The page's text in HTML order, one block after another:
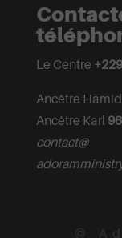
Le Centre
Ancêtre Hamid
Ancêtre Karl
contact@
©